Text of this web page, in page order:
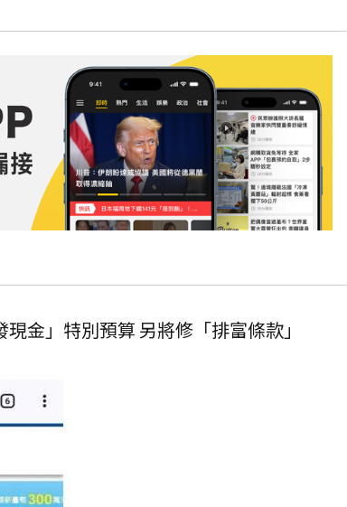
金」特別預算 另將修「排富條款」